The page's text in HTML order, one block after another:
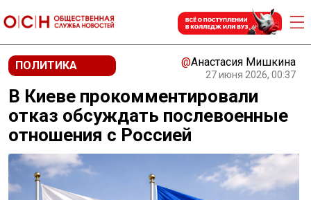
ПОЛИТИКА @Анастасия Мишкина
27 июня 2026, 00:37
В Киеве прокомментировали
отказ обсуждать послевоенные
отношения с Россией